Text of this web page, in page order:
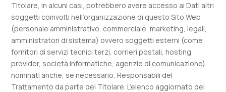
Titolare, in alcuni casi, potrebbero avere accesso ai Dati altri
soggetti coinvolti nell’organizzazione di questo Sito Web
(personale amministrativo, commerciale, marketing, legali,
amministratori di sistema) ovvero soggetti esterni (come
fornitori di servizi tecnici terzi, corrieri postali, hosting
provider, società informatiche, agenzie di comunicazione)
nominati anche, se necessario, Responsabili del
Trattamento da parte del Titolare. L’elenco aggiornato dei